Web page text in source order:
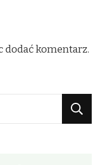
dodać komentarz.